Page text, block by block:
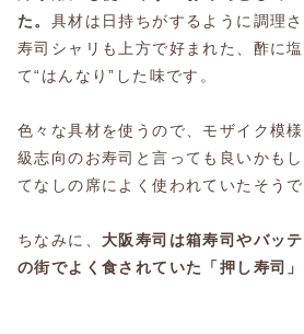
た。 具材は日持ちがするように調理
寿司シャリも上方で好まれた、酢に
て“はんなり”した味です。
色々な具材を使うので、モザイク模
級志向のお寿司と言っても良いかも
てなしの席によく使われていたそうで
ちなみに、 大阪寿司は箱寿司やバッ
の街でよく食されていた「押し寿司